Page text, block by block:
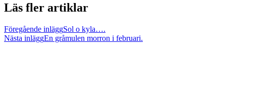
Läs fler artiklar
Föregående inläggSol o kyla….
Nästa inläggEn gråmulen morron i februari.